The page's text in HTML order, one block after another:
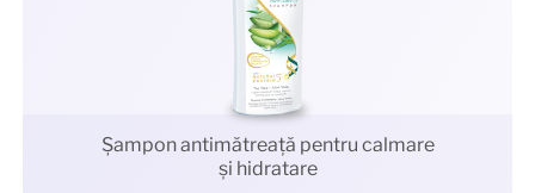
Şampon antimătreaţă pentru calmare
și hidratare